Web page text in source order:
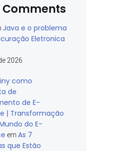
Comments
Java e o problema
Eletronica
2026
como
de
de E-
| Transformação
do E-
em As 7
que Estão